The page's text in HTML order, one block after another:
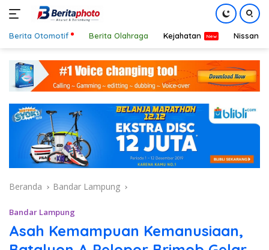
konten
Berita Otomotif Berita Olahraga Kejahatan Nissan
Beranda Bandar Lampung
Bandar Lampung
Asah Kemampuan Kemanusiaan,